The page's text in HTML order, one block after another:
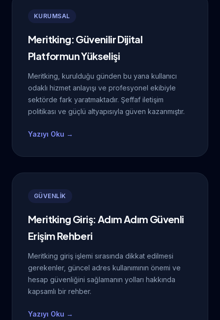
KURUMSAL
Meritking: Güvenilir Dijital
Platformun Yükselişi
Meritking, kurulduğu günden bu yana kullanıcı
odaklı hizmet anlayışı ve profesyonel ekibiyle
sektörde fark yaratmaktadır. Şeffaf iletişim
politikası ve güçlü altyapısıyla güven kazanmıştır.
Yazıyı Oku →
GÜVENLİK
Meritking Giriş: Adım Adım Güvenli
Erişim Rehberi
Meritking giriş işlemi sırasında dikkat edilmesi
gerekenler, güncel adres kullanımının önemi ve
hesap güvenliğini sağlamanın yolları hakkında
kapsamlı bir rehber.
Yazıyı Oku →